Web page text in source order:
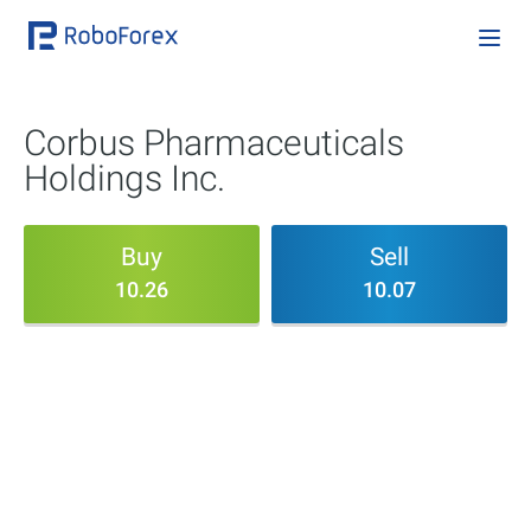
Corbus Pharmaceuticals
Holdings Inc.
Buy
10.26
Sell
10.07